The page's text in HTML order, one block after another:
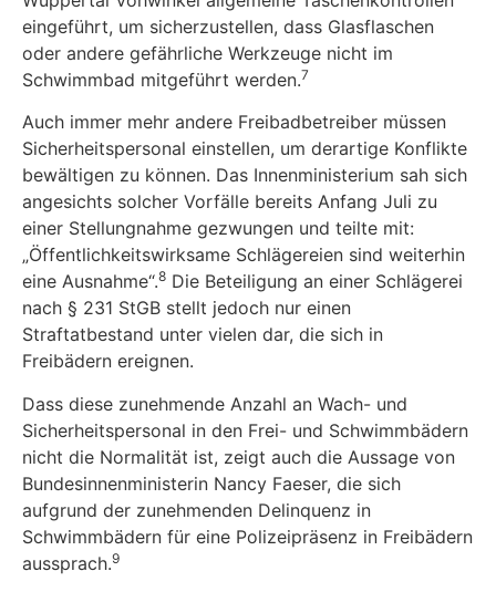
eingeführt, um sicherzustellen, dass Glasflaschen
oder andere ge­fährliche Werkzeuge nicht im
Schwimmbad mitgeführt werden.7
Auch immer mehr andere Freibadbetreiber müssen
Sicherheitspersonal einstellen, um derar­tige Konflikte
bewältigen zu können. Das Innenministerium sah sich
angesichts solcher Vor­fälle bereits Anfang Juli zu
einer Stellungnahme gezwungen und teilte mit:
„Öffentlichkeitswirk­same Schlägereien sind weiterhin
eine Ausnahme“.8 Die Beteiligung an einer Schlägerei
nach § 231 StGB stellt jedoch nur einen
Straftatbestand unter vielen dar, die sich in
Freibädern ereignen.
Dass diese zunehmende Anzahl an Wach- und
Sicherheitspersonal in den Frei- und Schwimmbädern
nicht die Normalität ist, zeigt auch die Aussage von
Bundesinnenministerin Nancy Faeser, die sich
aufgrund der zunehmenden Delinquenz in
Schwimmbädern für eine Polizeipräsenz in Freibädern
aussprach.9